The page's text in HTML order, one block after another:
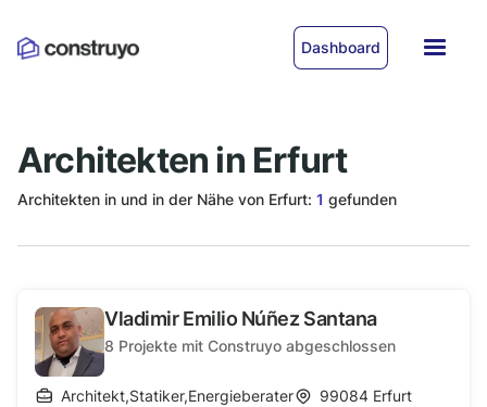
Dashboard
Architekten in Erfurt
Architekten in und in der Nähe von Erfurt: 1 gefunden
Vladimir Emilio Núñez Santana
8 Projekte mit Construyo abgeschlossen
Architekt,Statiker,Energieberater 99084 Erfurt